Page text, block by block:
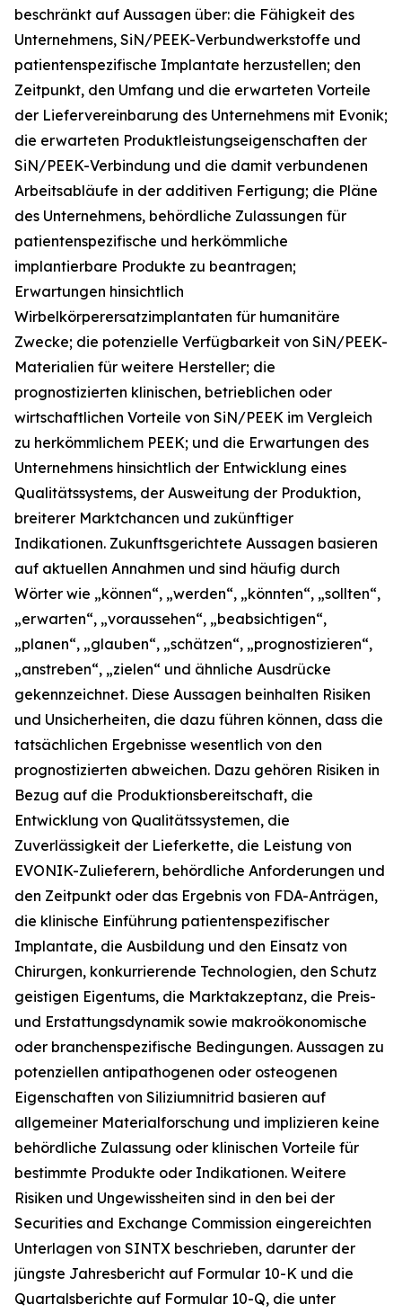
beschränkt auf Aussagen über: die Fähigkeit des
Unternehmens, SiN/PEEK-Verbundwerkstoffe und
patientenspezifische Implantate herzustellen; den
Zeitpunkt, den Umfang und die erwarteten Vorteile
der Liefervereinbarung des Unternehmens mit Evonik;
die erwarteten Produktleistungseigenschaften der
SiN/PEEK-Verbindung und die damit verbundenen
Arbeitsabläufe in der additiven Fertigung; die Pläne
des Unternehmens, behördliche Zulassungen für
patientenspezifische und herkömmliche
implantierbare Produkte zu beantragen;
Erwartungen hinsichtlich
Wirbelkörperersatzimplantaten für humanitäre
Zwecke; die potenzielle Verfügbarkeit von SiN/PEEK-
Materialien für weitere Hersteller; die
prognostizierten klinischen, betrieblichen oder
wirtschaftlichen Vorteile von SiN/PEEK im Vergleich
zu herkömmlichem PEEK; und die Erwartungen des
Unternehmens hinsichtlich der Entwicklung eines
Qualitätssystems, der Ausweitung der Produktion,
breiterer Marktchancen und zukünftiger
Indikationen. Zukunftsgerichtete Aussagen basieren
auf aktuellen Annahmen und sind häufig durch
Wörter wie „können“, „werden“, „könnten“, „sollten“,
„erwarten“, „voraussehen“, „beabsichtigen“,
„planen“, „glauben“, „schätzen“, „prognostizieren“,
„anstreben“, „zielen“ und ähnliche Ausdrücke
gekennzeichnet. Diese Aussagen beinhalten Risiken
und Unsicherheiten, die dazu führen können, dass die
tatsächlichen Ergebnisse wesentlich von den
prognostizierten abweichen. Dazu gehören Risiken in
Bezug auf die Produktionsbereitschaft, die
Entwicklung von Qualitätssystemen, die
Zuverlässigkeit der Lieferkette, die Leistung von
EVONIK-Zulieferern, behördliche Anforderungen und
den Zeitpunkt oder das Ergebnis von FDA-Anträgen,
die klinische Einführung patientenspezifischer
Implantate, die Ausbildung und den Einsatz von
Chirurgen, konkurrierende Technologien, den Schutz
geistigen Eigentums, die Marktakzeptanz, die Preis-
und Erstattungsdynamik sowie makroökonomische
oder branchenspezifische Bedingungen. Aussagen zu
potenziellen antipathogenen oder osteogenen
Eigenschaften von Siliziumnitrid basieren auf
allgemeiner Materialforschung und implizieren keine
behördliche Zulassung oder klinischen Vorteile für
bestimmte Produkte oder Indikationen. Weitere
Risiken und Ungewissheiten sind in den bei der
Securities and Exchange Commission eingereichten
Unterlagen von SINTX beschrieben, darunter der
jüngste Jahresbericht auf Formular 10-K und die
Quartalsberichte auf Formular 10-Q, die unter